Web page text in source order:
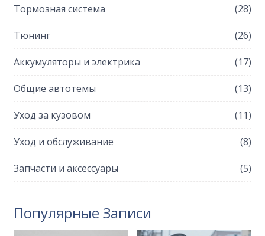
Тормозная система (28)
Тюнинг (26)
Аккумуляторы и электрика (17)
Общие автотемы (13)
Уход за кузовом (11)
Уход и обслуживание (8)
Запчасти и аксессуары (5)
Популярные Записи